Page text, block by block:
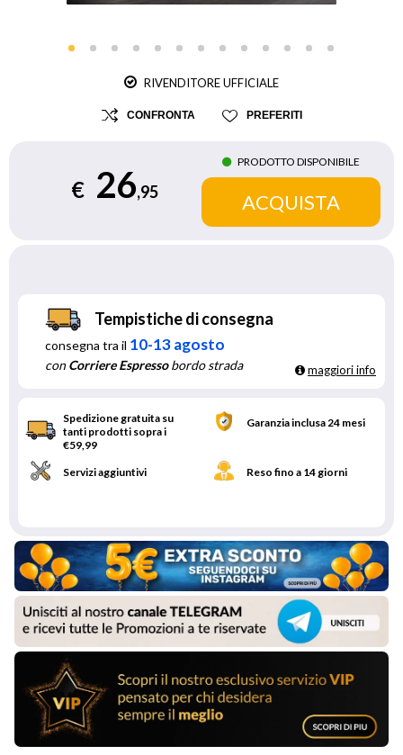
RIVENDITORE UFFICIALE
CONFRONTA PREFERITI
€ 26,95
PRODOTTO DISPONIBILE
Tempistiche di consegna
consegna tra il 10-13 agosto
conCorriere Espressobordo strada maggiori info
Spedizione gratuita su
tanti prodotti sopra i
€59,99
Garanzia inclusa 24 mesi
Servizi aggiuntivi Reso fino a 14 giorni